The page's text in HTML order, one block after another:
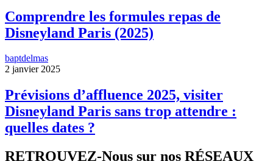
Comprendre les formules repas de
Disneyland Paris (2025)
baptdelmas
2 janvier 2025
Prévisions d’affluence 2025, visiter
Disneyland Paris sans trop attendre :
quelles dates ?
RETROUVEZ-Nous sur nos RÉSEAUX